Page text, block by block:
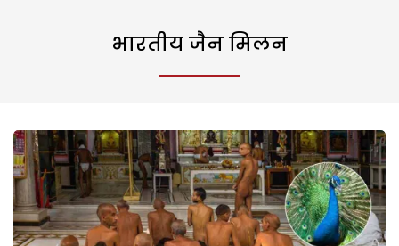
भारतीय जैन मिलन